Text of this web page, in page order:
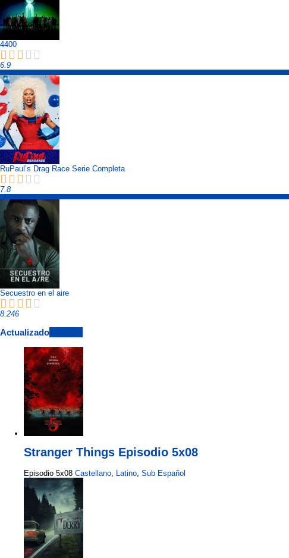
4400
6.9
RuPaul’s Drag Race Serie Completa
7.8
Secuestro en el aire
8.246
Actualizado
Stranger Things Episodio 5x08
Episodio 5x08 Castellano Latino Sub Español